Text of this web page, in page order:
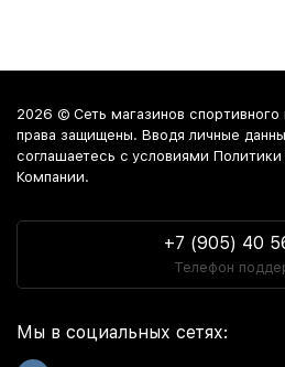
2026 © Сеть магазинов спортивного
права защищены. Вводя личные
соглашаетесь c условиями
Компании.
+7 (905) 40
Телефон
Мы в социальных сетях: